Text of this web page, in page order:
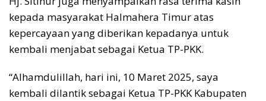
kepada masyarakat Halmahera Timur atas
kepercayaan yang diberikan kepadanya untuk
kembali menjabat sebagai Ketua TP-PKK.
“Alhamdulillah, hari ini, 10 Maret 2025, saya
kembali dilantik sebagai Ketua TP-PKK Kabupaten